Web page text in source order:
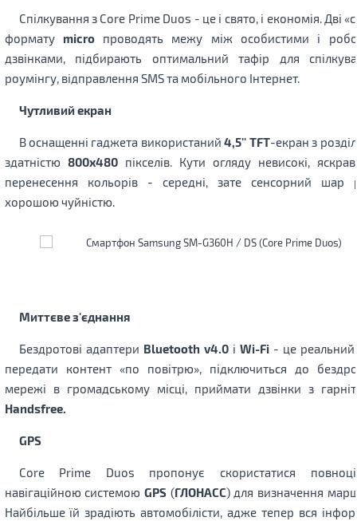
Спілкування з Core Prime Duos - це і свято, і економія. Дві
формату microпроводять межу між особистими і
дзвінками, підбирають оптимальний тафір для
роумінгу, відправлення SMS та мобільного Інтернет.
Чутливий екран
В оснащенні гаджета використаний4,5'' TFT-екран з
здатністю 800х480пікселів. Кути огляду невисокі,
перенесення кольорів - середні, зате сенсорний шар
хорошою чуйністю.
Миттєве з'єднання
Бездротові адаптери Bluetooth v4.0і Wi-Fi- це реальний
передати контент «по повітрю», підключиться до
мережі в громадському місці, приймати дзвінки з
Handsfree.
GPS
Core Prime Duos пропонує скористатися
навігаційною системою GPS (ГЛОНАСС) для визначення
Найбільше їй зрадіють автомобілісти, адже тепер вся